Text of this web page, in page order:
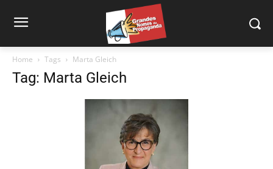
Home Tags Marta Gleich
Tag: Marta Gleich